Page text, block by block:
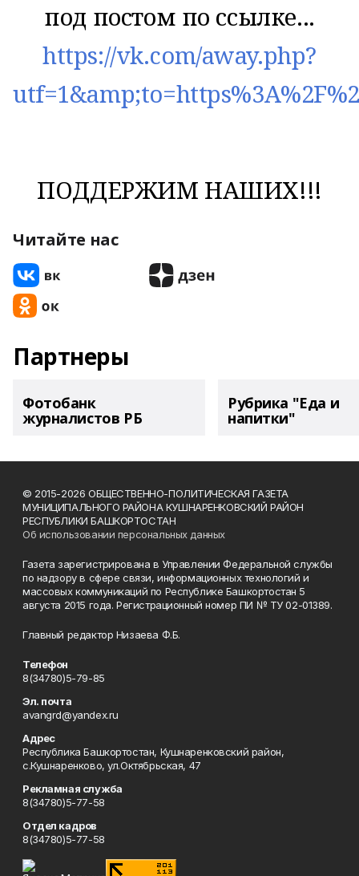
под постом по ссылке...
https://vk.com/away.php?
ПОДДЕРЖИМ НАШИХ!!!
Читайте нас
Партнеры
Фотобанк
журналистов РБ
Рубрика "Еда и
напитки"
© 2015-2026 ОБЩЕСТВЕННО-ПОЛИТИЧЕСКАЯ ГАЗЕТА
МУНИЦИПАЛЬНОГО РАЙОНА КУШНАРЕНКОВСКИЙ РАЙОН
РЕСПУБЛИКИ БАШКОРТОСТАН
Об использовании персональных данных
Газета зарегистрирована в Управлении Федеральной службы
по надзору в сфере связи, информационных технологий и
массовых коммуникаций по Республике Башкортостан 5
августа 2015 года. Регистрационный номер ПИ № ТУ 02-01389.
Главный редактор Низаева Ф.Б.
Телефон
8(34780)5-79-85
Эл. почта
avangrd@yandex.ru
Адрес
Республика Башкортостан, Кушнаренковский район,
с.Кушнаренково, ул.Октябрьская, 47
Рекламная служба
8(34780)5-77-58
Отдел кадров
8(34780)5-77-58